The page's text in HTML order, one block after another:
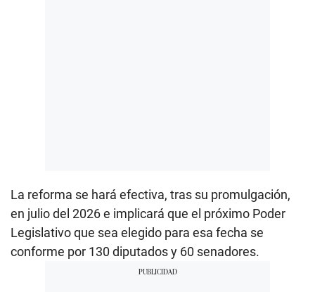
La reforma se hará efectiva, tras su promulgación,
en julio del 2026 e implicará que el próximo Poder
Legislativo que sea elegido para esa fecha se
conforme por 130 diputados y 60 senadores.